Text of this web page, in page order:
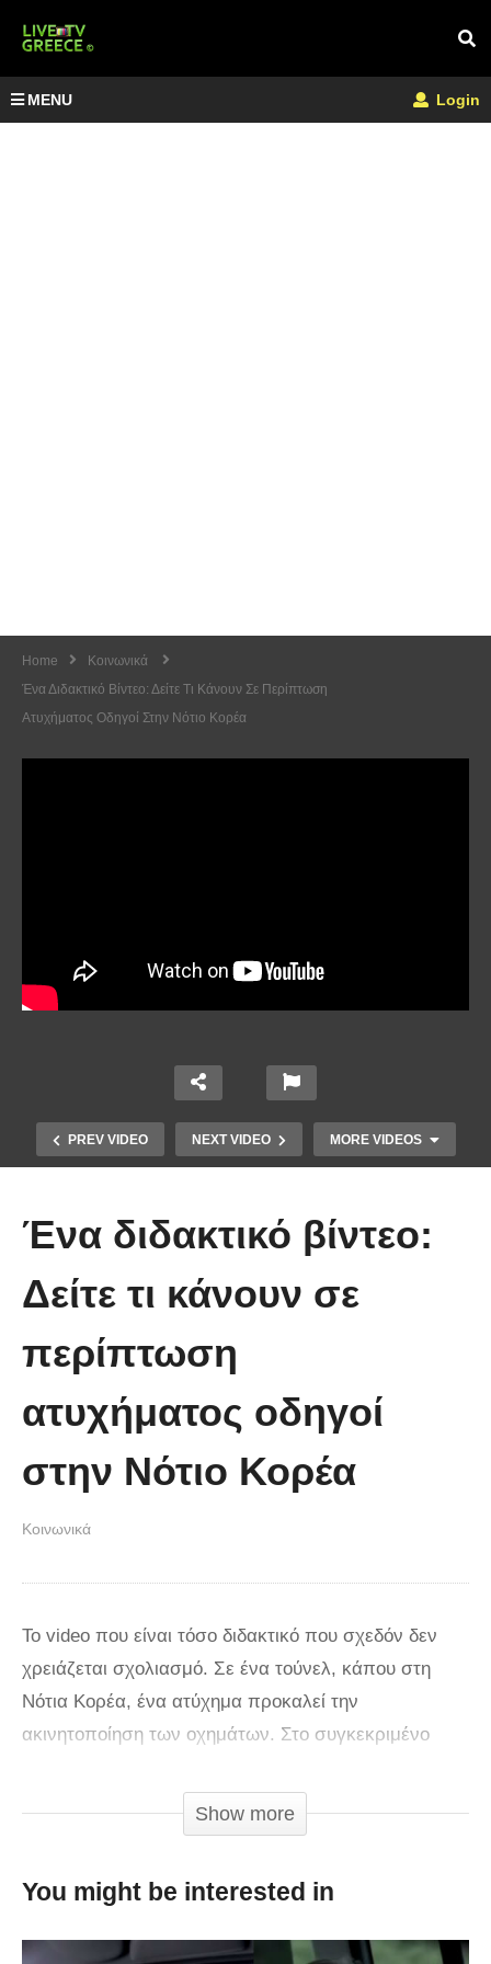
MENU Login
Home
Κοινωνικά
Ένα Διδακτικό Βίντεο: Δείτε Τι Κάνουν Σε Περίπτωση
Ατυχήματος Οδηγοί Στην Νότιο Κορέα
PREV VIDEO NEXT VIDEO MORE VIDEOS
Ένα ζευγάρι τον πρώτο χρόνο VS
(Βίντεο)
Ένα διδακτικό βίντεο:
Δείτε τι κάνουν σε
περίπτωση
ατυχήματος οδηγοί
στην Νότιο Κορέα
Κοινωνικά
Το video που είναι τόσο διδακτικό που σχεδόν δεν
χρειάζεται σχολιασμό. Σε ένα τούνελ, κάπου στη
Νότια Κορέα, ένα ατύχημα προκαλεί την
ακινητοποίηση των οχημάτων. Στο συγκεκριμένο
(στην Ελλάδα φαίνεται πως είναι πολλοί…)
πρόκειται για τη Λωρίδα Έκτακτης Ανάγκης, στην
οχήματος πέραν των διασωστικών και αστυνομικών
Show more
You might be interested in